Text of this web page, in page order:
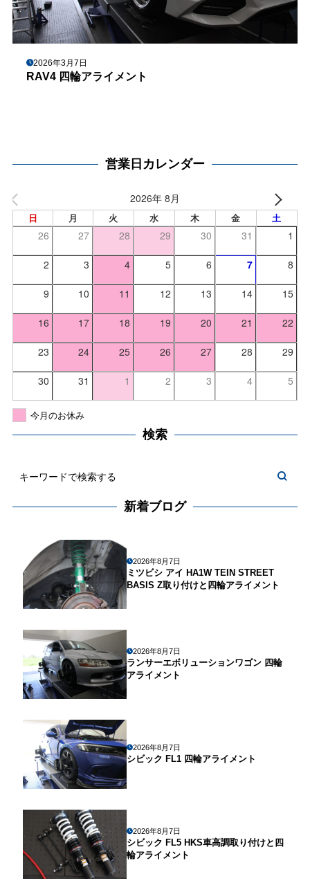
2026年3月7日
RAV4 四輪アライメント
営業日カレンダー
2026年 8月
日 月 火 水 木 金 土
26 27 28 29 30 31 1
2 3 4 5 6 7 8
9 10 11 12 13 14 15
16 17 18 19 20 21 22
23 24 25 26 27 28 29
30 31 1 2 3 4 5
今月のお休み
検索
新着ブログ
2026年8月7日
ミツビシ アイ HA1W TEIN STREET
BASIS Z取り付けと四輪アライメント
2026年8月7日
ランサーエボリューションワゴン 四輪
アライメント
2026年8月7日
シビック FL1 四輪アライメント
2026年8月7日
シビック FL5 HKS車高調取り付けと四
輪アライメント